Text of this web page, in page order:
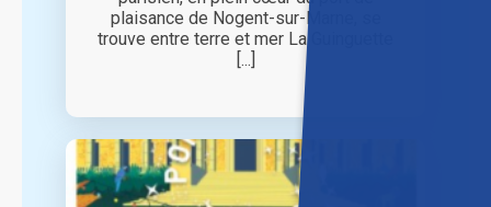
plaisance de Nogent-sur-Marne, se
trouve entre terre et mer La Guinguette
[...]